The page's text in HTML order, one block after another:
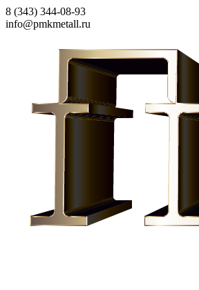
8 (343) 344-08-93
info@pmkmetall.ru